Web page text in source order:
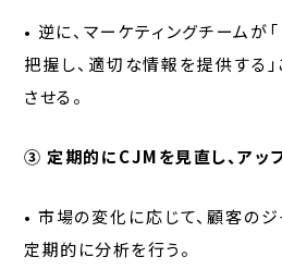
• 逆に、マーケティングチームが
把握し、適切な情報を提供する
させる。
③ 定期的にCJMを見直し、アッ
• 市場の変化に応じて、顧客のジ
定期的に分析を行う。